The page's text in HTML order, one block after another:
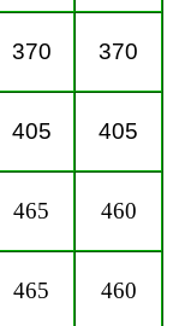
370 370
405 405
465 460
465 460